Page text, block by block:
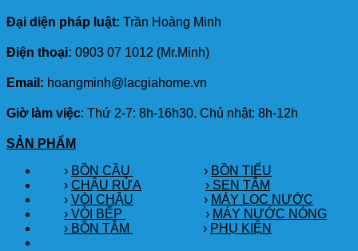
Đại diện pháp luật: Trần Hoàng Minh
Điện thoại: 0903 07 1012 (Mr.Minh)
Email: hoangminh@lacgiahome.vn
Giờ làm việc: Thứ 2-7: 8h-16h30. Chủ nhật: 8h-12h
SẢN PHẨM
› BỒN CẦU › BỒN TIỂU
› CHẬU RỬA
› SEN TẮM
› VÒI CHẬU › MÁY LỌC NƯỚC
› VÒI BẾP
› MÁY NƯỚC NÓNG
› BỒN TẮM
› PHỤ KIỆN